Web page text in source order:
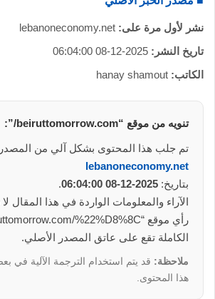
نشر لأول مرة على: lebanoneconomy.net
تاريخ النشر: 2025-12-08 06:04:00
الكاتب: hanay shamout
تنويه من موقع “beiruttomorrow.com/”:
تم جلب هذا المحتوى بشكل آلي من
lebanoneconomy.net
بتاريخ: 2025-12-08 06:04:00
.
الآراء والمعلومات الواردة في هذا المقال
الكاملة تقع على عاتق المصدر الأصلي.
ملاحظة: قد يتم استخدام الترجمة الآلية في
هذا المحتوى.